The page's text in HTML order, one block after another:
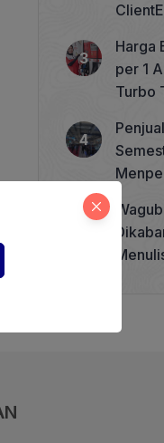
Harga
per 1
Turbo